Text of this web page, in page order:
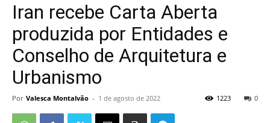
Iran recebe Carta Aberta
produzida por Entidades e
Conselho de Arquitetura e
Urbanismo
Por Valesca Montalvão - 1 de agosto de 2022 0
1223